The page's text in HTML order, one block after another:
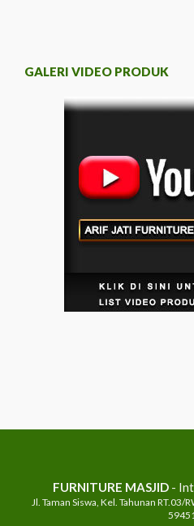
GALERI VIDEO PRODUK
FURNITURE MASJID-
Jl. Taman Siswa, Kel. Tahunan RT.03/
59451